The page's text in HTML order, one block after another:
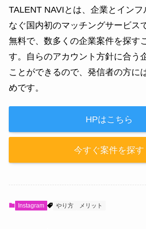
TALENT NAVIとは、企業とイン
なぐ国内初のマッチングサービス
無料で、数多くの企業案件を探す
す。自らのアカウント方針に合う
ことができるので、発信者の方に
めです。
HPはこちら
今すぐ案件を探す
Instagram やり方 メリット